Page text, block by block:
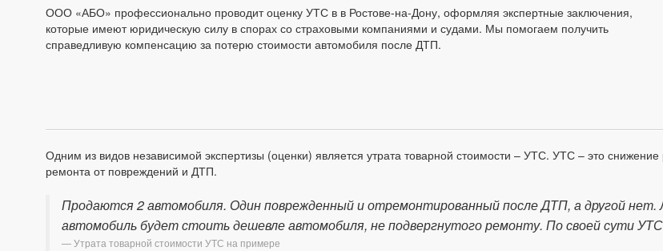
ООО «АБО» профессионально проводит оценку УТС в в Ростове-на-Дону, оформляя экспертные заключения,
которые имеют юридическую силу в спорах со страховыми компаниями и судами. Мы помогаем получить
справедливую компенсацию за потерю стоимости автомобиля после ДТП.
Одним из видов независимой экспертизы (оценки) является утрата товарной стоимости – УТС. УТС – это
ремонта от повреждений и ДТП.
Продаются 2 автомобиля. Один поврежденный и отремонтированный после ДТП, а другой
автомобиль будет стоить дешевле автомобиля, не подвергнутого ремонту. По своей сути
Утрата товарной стоимости УТС на примере